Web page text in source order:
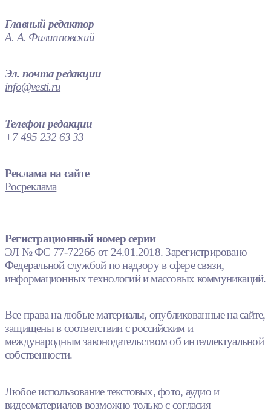
Главный редактор
А. А. Филипповский
Эл. почта редакции
info@vesti.ru
Телефон редакции
+7 495 232 63 33
Реклама на сайте
Росреклама
Регистрационный номер серии
ЭЛ № ФС 77-72266 от 24.01.2018. Зарегистрировано
Федеральной службой по надзору в сфере связи,
информационных технологий и массовых коммуникаций.
Все права на любые материалы, опубликованные на сайте,
защищены в соответствии с российским и
международным законодательством об интеллектуальной
собственности.
Любое использование текстовых, фото, аудио и
видеоматериалов возможно только с согласия